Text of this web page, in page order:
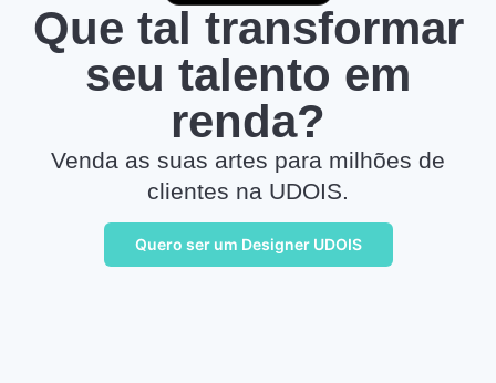
Que tal transformar
seu talento em
renda?
Venda as suas artes para milhões de
clientes na UDOIS.
Quero ser um Designer UDOIS